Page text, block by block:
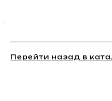
Перейти назад в